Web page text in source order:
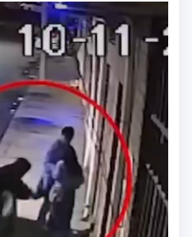
Reproductor
de
vídeo